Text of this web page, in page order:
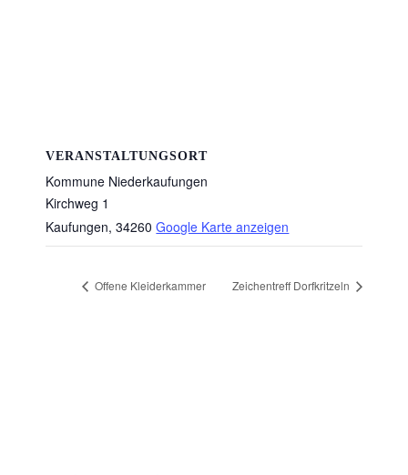
VERANSTALTUNGSORT
Kommune Niederkaufungen
Kirchweg 1
Kaufungen, 34260 Google Karte anzeigen
Offene Kleiderkammer Zeichentreff Dorfkritzeln